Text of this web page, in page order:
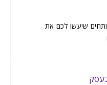
שיעשו לכם את